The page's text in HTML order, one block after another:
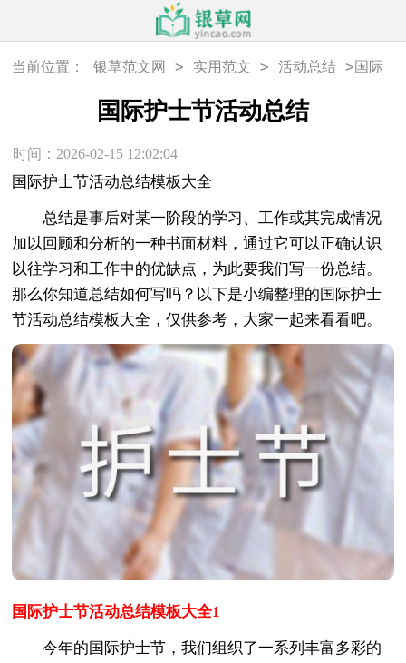
当前位置： 银草范文网 > 实用范文 > 活动总结 >国际
国际护士节活动总结
时间：2026-02-15 12:02:04
国际护士节活动总结模板大全
总结是事后对某一阶段的学习、工作或其完成情况
加以回顾和分析的一种书面材料，通过它可以正确认识
以往学习和工作中的优缺点，为此要我们写一份总结。
那么你知道总结如何写吗？以下是小编整理的国际护士
节活动总结模板大全，仅供参考，大家一起来看看吧。
国际护士节活动总结模板大全1
今年的国际护士节，我们组织了一系列丰富多彩的